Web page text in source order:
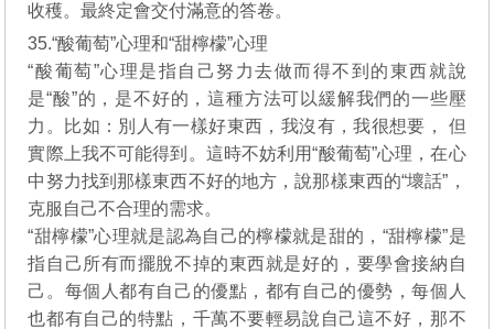
收穫。最終定會交付滿意的答卷。
35.“酸葡萄”心理和“甜檸檬”心理
“酸葡萄”心理是指自己努力去做而得不到的東西就說
是“酸”的，是不好的，這種方法可以緩解我們的一些壓
力。比如：別人有一樣好東西，我沒有，我很想要， 但
實際上我不可能得到。這時不妨利用“酸葡萄”心理，在心
中努力找到那樣東西不好的地方，說那樣東西的“壞話”，
克服自己不合理的需求。
“甜檸檬”心理就是認為自己的檸檬就是甜的，“甜檸檬”是
指自己所有而擺脫不掉的東西就是好的，要學會接納自
己。每個人都有自己的優點，都有自己的優勢，每個人
也都有自己的特點，千萬不要輕易說自己這不好，那不